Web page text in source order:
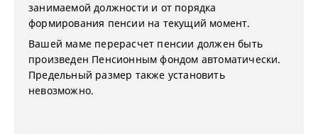
занимаемой должности и от порядка
формирования пенсии на текущий момент.
Вашей маме перерасчет пенсии должен быть
произведен Пенсионным фондом автоматически.
Предельный размер также установить
невозможно.